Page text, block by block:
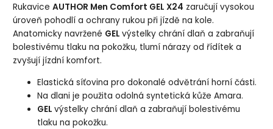
RukaviceAUTHOR Men Comfort GEL X24 zaručují vysokou
úroveň pohodlí a ochrany rukou při jízdě na kole.
Anatomicky navržené GELvýstelky chrání dlaň a zabraňují
bolestivému tlaku na pokožku, tlumí nárazy od řídítek a
zvyšují jízdní komfort.
Elastická síťovina pro dokonalé odvětrání horní části.
Na dlani je použita odolná syntetická kůže Amara.
GELvýstelky chrání dlaň a zabraňují bolestivému
tlaku na pokožku.